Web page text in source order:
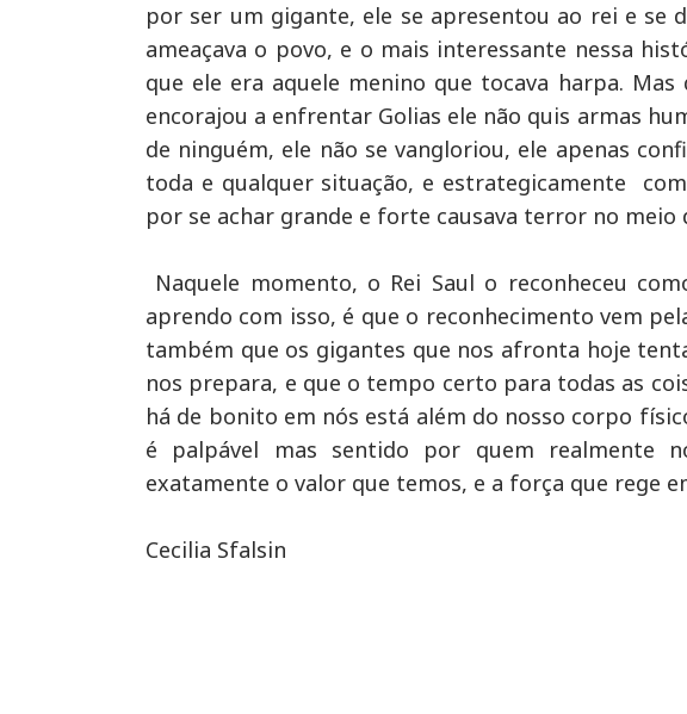
por ser um gigante, ele se apresentou ao rei e se
ameaçava o povo, e o mais interessante nessa
que ele era aquele menino que tocava harpa. Mas
encorajou a enfrentar Golias ele não quis armas
de ninguém, ele não se vangloriou, ele apenas
toda e qualquer situação, e estrategicamente
por se achar grande e forte causava terror no meio
Naquele momento, o Rei Saul o reconheceu
aprendo com isso, é que o reconhecimento vem
também que os gigantes que nos afronta hoje
nos prepara, e que o tempo certo para todas as
há de bonito em nós está além do nosso corpo
é palpável mas sentido por quem realmente
exatamente o valor que temos, e a força que rege
Cecilia Sfalsin